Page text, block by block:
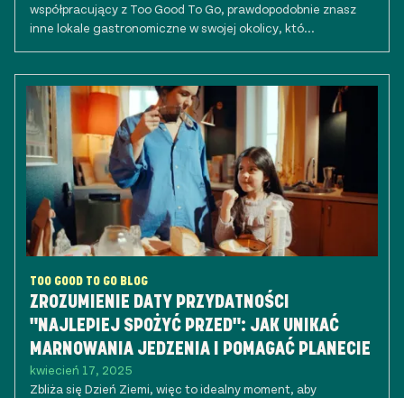
współpracujący z Too Good To Go, prawdopodobnie znasz
inne lokale gastronomiczne w swojej okolicy, któ...
TOO GOOD TO GO BLOG
ZROZUMIENIE DATY PRZYDATNOŚCI
"NAJLEPIEJ SPOŻYĆ PRZED": JAK UNIKAĆ
MARNOWANIA JEDZENIA I POMAGAĆ PLANECIE
kwiecień 17, 2025
Zbliża się Dzień Ziemi, więc to idealny moment, aby